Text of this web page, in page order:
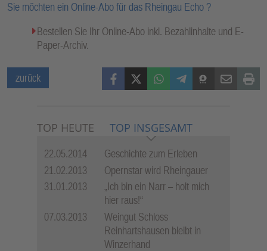
Sie möchten ein Online-Abo für das Rheingau Echo ?
Bestellen Sie Ihr Online-Abo inkl. Bezahlinhalte und E-
Paper-Archiv.
zurück FacebookX (Twitter)WhatsAppTelegramThreemaMail Print
TOP HEUTE TOP INSGESAMT
22.05.2014
Geschichte zum Erleben
21.02.2013
Opernstar wird Rheingauer
31.01.2013
„Ich bin ein Narr – holt mich
hier raus!“
07.03.2013
Weingut Schloss
Reinhartshausen bleibt in
Winzerhand